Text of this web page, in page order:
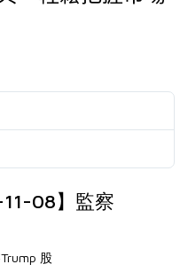
08】監察
股